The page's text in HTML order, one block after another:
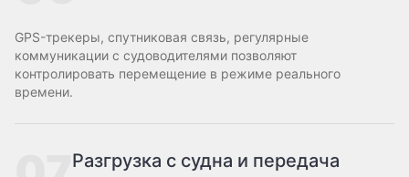
GPS-трекеры, спутниковая связь, регулярные
коммуникации с судоводителями позволяют
контролировать перемещение в режиме реального
времени.
Разгрузка с судна и передача